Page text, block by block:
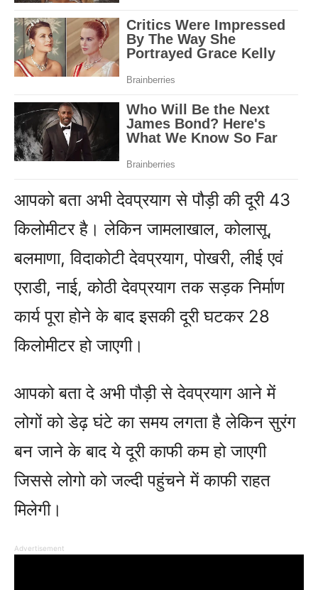
आपको बता अभी देवप्रयाग से पौड़ी की दूरी 43
किलोमीटर है। लेकिन जामलाखाल, कोलासू,
बलमाणा, विदाकोटी देवप्रयाग, पोखरी, लीई एवं
एराडी, नाई, कोठी देवप्रयाग तक सड़क निर्माण
कार्य पूरा होने के बाद इसकी दूरी घटकर 28
किलोमीटर हो जाएगी।
आपको बता दे अभी पौड़ी से देवप्रयाग आने में
लोगों को डेढ़ घंटे का समय लगता है लेकिन सुरंग
बन जाने के बाद ये दूरी काफी कम हो जाएगी
जिससे लोगो को जल्दी पहुंचने में काफी राहत
मिलेगी।
Advertisement